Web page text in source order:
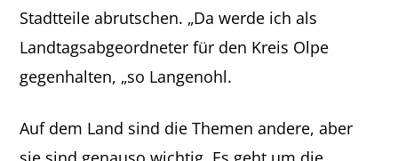
Stadtteile abrutschen. „Da werde ich als
Landtagsabgeordneter für den Kreis Olpe
gegenhalten, „so Langenohl.
Auf dem Land sind die Themen andere, aber